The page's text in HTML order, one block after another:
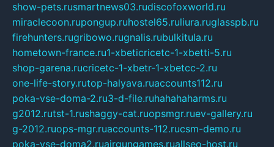
show-pets.rusmartnews03.rudiscofoxworld.ru
miraclecoon.rupongup.ruhostel65.ruliura.ruglasspb.ru
firehunters.rugribowo.rugnalis.rubulkitula.ru
hometown-france.ru1-xbeticricetc-1-xbetti-5.ru
shop-garena.rucricetc-1-xbetr-1-xbetcc-2.ru
one-life-story.rutop-halyava.ruaccounts112.ru
poka-vse-doma-2.ru3-d-file.ruhahahaharms.ru
g2012.rutst-1.rushaggy-cat.ruopsmgr.ruev-gallery.ru
g-2012.ruops-mgr.ruaccounts-112.rucsm-demo.ru
poka-vse-doma2.ruairgungames.ruallseo-host.ru